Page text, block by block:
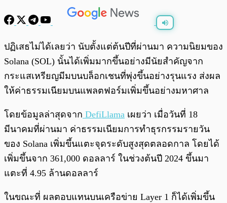
พร้อมเล่น /0:00
ปฏิเสธไม่ได้เลยว่า นับตั้งแต่ต้นปีที่ผ่านมา ความนิยมของ
Solana (SOL) นั้นได้เพิ่มมากขึ้นอย่างมีนัยสำคัญจาก
กระแสเหรียญมีมบนบล็อกเชนที่พุ่งขึ้นอย่างรุนแรง ส่งผล
ให้ค่าธรรมเนียมบนแพลตฟอร์มเพิ่มขึ้นอย่างมหาศาล
โดยข้อมูลล่าสุดจาก DefiLlama เผยว่า เมื่อวันที่ 18
มีนาคมที่ผ่านมา ค่าธรรมเนียมการทำธุรกรรมรายวัน
ของ Solana เพิ่มขึ้นแตะจุดระดับสูงสุดตลอดกาล โดยได้
เพิ่มขึ้นจาก 361,000 ดอลลาร์ ในช่วงต้นปี 2024 ขึ้นมา
แตะที่ 4.95 ล้านดอลลาร์
ในขณะที่ ผลตอบแทนบนเครือข่าย Layer 1 ก็ได้เพิ่มขึ้น